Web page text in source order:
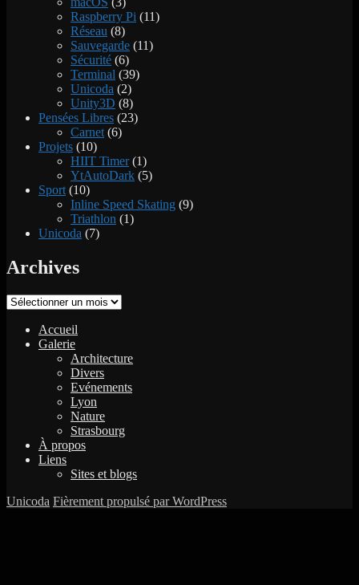
Raspberry Pi (11)
Réseau (8)
Sauvegarde (11)
Sécurité (6)
Terminal (39)
Unicoda (2)
Unity3D (8)
Pensées Libres (23)
Carnet (6)
Projets (10)
HIIT Timer(1)
YtAutoDark (5)
Sport (10)
Inline Speed Skating (9)
Triathlon (1)
Unicoda (7)
Archives
Archives
Accueil
Galerie
Architecture
Divers
Evénements
Lyon
Nature
Strasbourg
À propos
Liens
Sites et blogs
Unicoda Fièrement propulsé par WordPress